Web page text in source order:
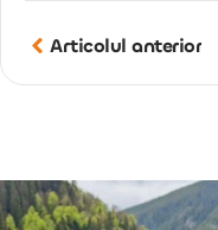
Articolul anterior